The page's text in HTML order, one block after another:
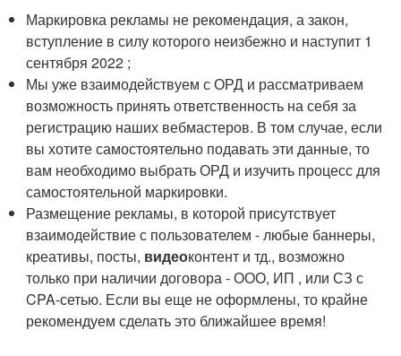
Маркировка рекламы не рекомендация, а закон,
вступление в силу которого неизбежно и наступит 1
сентября 2022 ;
Мы уже взаимодействуем с ОРД и рассматриваем
возможность принять ответственность на себя за
регистрацию наших вебмастеров. В том случае, если
вы хотите самостоятельно подавать эти данные, то
вам необходимо выбрать ОРД и изучить процесс для
самостоятельной маркировки.
Размещение рекламы, в которой присутствует
взаимодействие с пользователем - любые баннеры,
креативы, посты, видеоконтент и тд., возможно
только при наличии договора - ООО, ИП , или СЗ с
CPA-сетью. Если вы еще не оформлены, то крайне
рекомендуем сделать это ближайшее время!